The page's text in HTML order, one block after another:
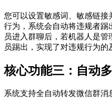
您可以设置敏感词、敏感链
行为，系统会自动将违规者
员进入群聊后，若机器人是
员踢出，实现了对违规行为的
核心功能三：自动
系统支持全自动转发微信群